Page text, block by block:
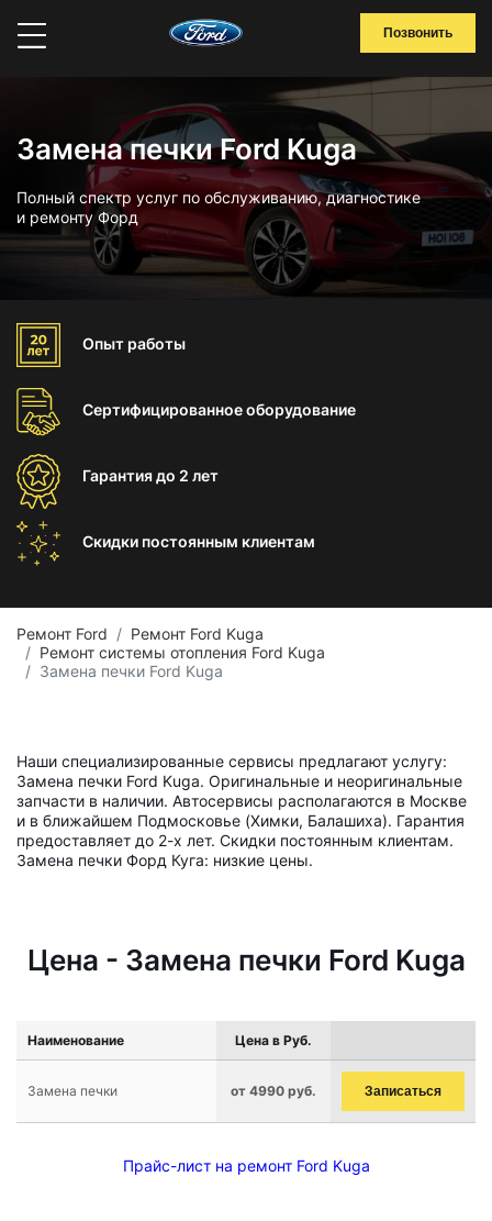
Позвонить
Замена печки Ford Kuga
Полный спектр услуг по обслуживанию, диагностике
и ремонту Форд
Опыт работы
Сертифицированноеоборудование
Гарантиядо 2 лет
Скидки постоянным клиентам
Ремонт Ford
Ремонт Ford Kuga
Ремонт системы отопления Ford Kuga
Замена печки Ford Kuga
Наши специализированные сервисы предлагают услугу:
Замена печки Ford Kuga. Оригинальные и неоригинальные
запчасти в наличии. Автосервисы располагаются в Москве
и в ближайшем Подмосковье (Химки, Балашиха). Гарантия
предоставляет до 2-х лет. Скидки постоянным клиентам.
Замена печки Форд Куга: низкие цены.
Цена - Замена печки Ford Kuga
Наименование Цена в Руб.
Замена печки от 4990 руб. Записаться
Прайс-лист на ремонт Ford Kuga